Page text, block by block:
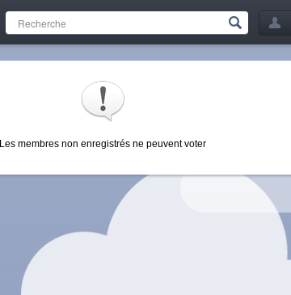
Les membres non enregistrés ne peuvent voter